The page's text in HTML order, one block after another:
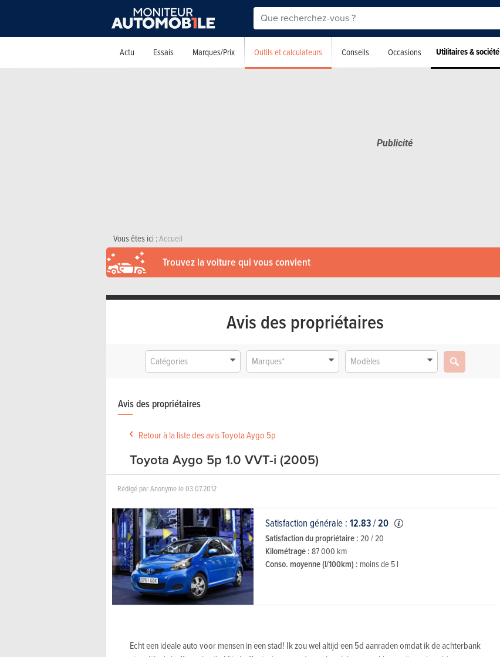
Actu Essais Marques/Prix Outils et calculateurs Conseils Occasions Utilitaires & société
Vous êtes ici :Accueil
Trouvez la voiture qui vous convient
Avis des propriétaires
Catégories Marques* Modèles
Avis des propriétaires
Retour à la liste des avis Toyota Aygo 5p
Toyota Aygo 5p 1.0 VVT-i (2005)
Rédigé parAnonyme le03.07.2012
Satisfaction générale : 12.83/20
Satisfaction du propriétaire :20 / 20
Kilométrage :87 000 km
Conso. moyenne (l/100km) : moins de 5 l
Echt een ideale auto voor mensen in een stad! Ik zou wel altijd een 5d aanraden omdat ik de achterbank